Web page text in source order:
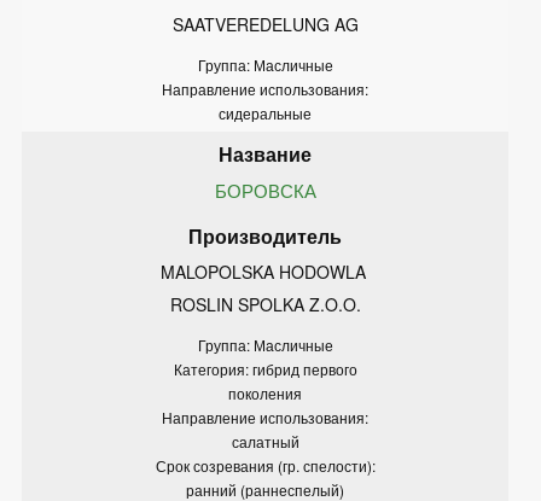
SAATVEREDELUNG AG
Группа: Масличные
Направление использования:
сидеральные
БОРОВСКА
MALOPOLSKA HODOWLA
ROSLIN SPOLKA Z.O.O.
Группа: Масличные
Категория: гибрид первого
поколения
Направление использования:
салатный
Срок созревания (гр. спелости):
ранний (раннеспелый)